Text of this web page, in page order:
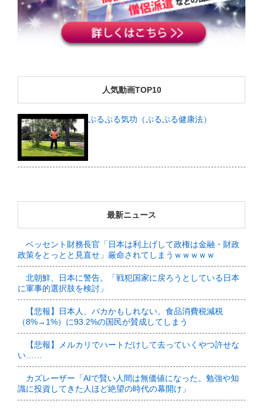
人気動画TOP10
ぷるぷる気功（ぷるぷる健康法）
最新ニュース
ベッセント財務長官「日本は利上げして政権は金融・財政
政策をとっとと見直せ」厳命されてしまうｗｗｗｗｗ
北朝鮮、日本に警告。「戦犯国家に戻ろうとしている日本
に軍事的選択肢を検討」
【悲報】日本人、バカかもしれない。食品消費税減税
（8%→1%）に93.2%の国民が賛成してしまう
【悲報】メルカリでハートだけして去っていくやつ許せな
い……
カズレーザー「AIで賢い人間は無価値になった。勉強や知
識に投資してきた人ほど絶望の時代の幕開け」